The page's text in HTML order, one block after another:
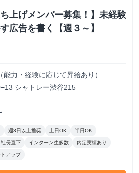
ち上げメンバー募集！】未経験
広告を書く【週３～】
力・経験に応じて昇給あり）
シャトレー渋谷215
週3日以上推奨 土日OK 半日OK
社長直下 インターン生多数 内定実績あり
トアップ